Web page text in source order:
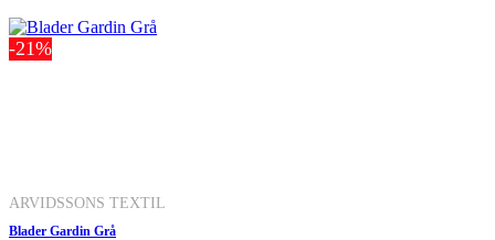
-21%
ARVIDSSONS TEXTIL
Blader Gardin Grå